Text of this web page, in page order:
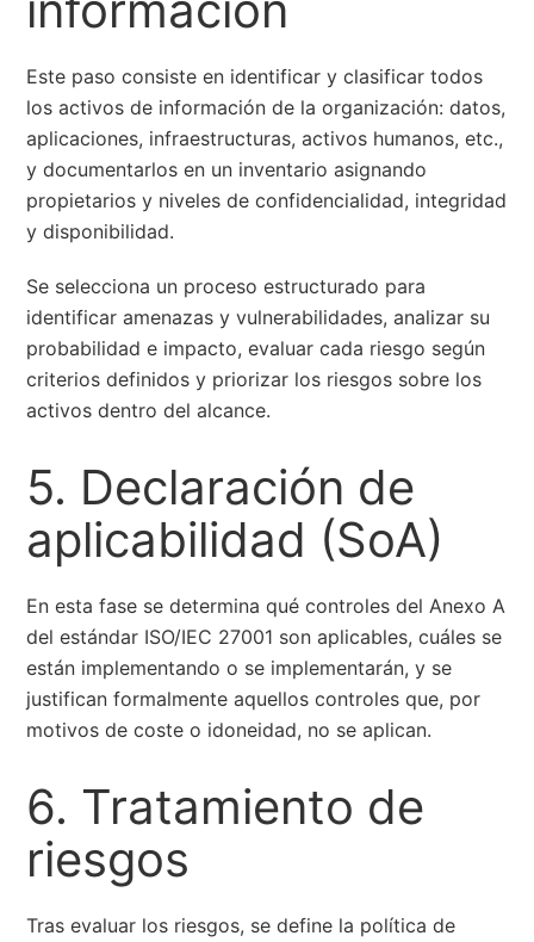
Este paso consiste en identificar y clasificar todos
los activos de información de la organización: datos,
aplicaciones, infraestructuras, activos humanos, etc.,
y documentarlos en un inventario asignando
propietarios y niveles de confidencialidad, integridad
y disponibilidad.
Se selecciona un proceso estructurado para
identificar amenazas y vulnerabilidades, analizar su
probabilidad e impacto, evaluar cada riesgo según
criterios definidos y priorizar los riesgos sobre los
activos dentro del alcance.
5. Declaración de
aplicabilidad (SoA)
En esta fase se determina qué controles del Anexo A
del estándar ISO/IEC 27001 son aplicables, cuáles se
están implementando o se implementarán, y se
justifican formalmente aquellos controles que, por
motivos de coste o idoneidad, no se aplican.
6. Tratamiento de
riesgos
Tras evaluar los riesgos, se define la política de